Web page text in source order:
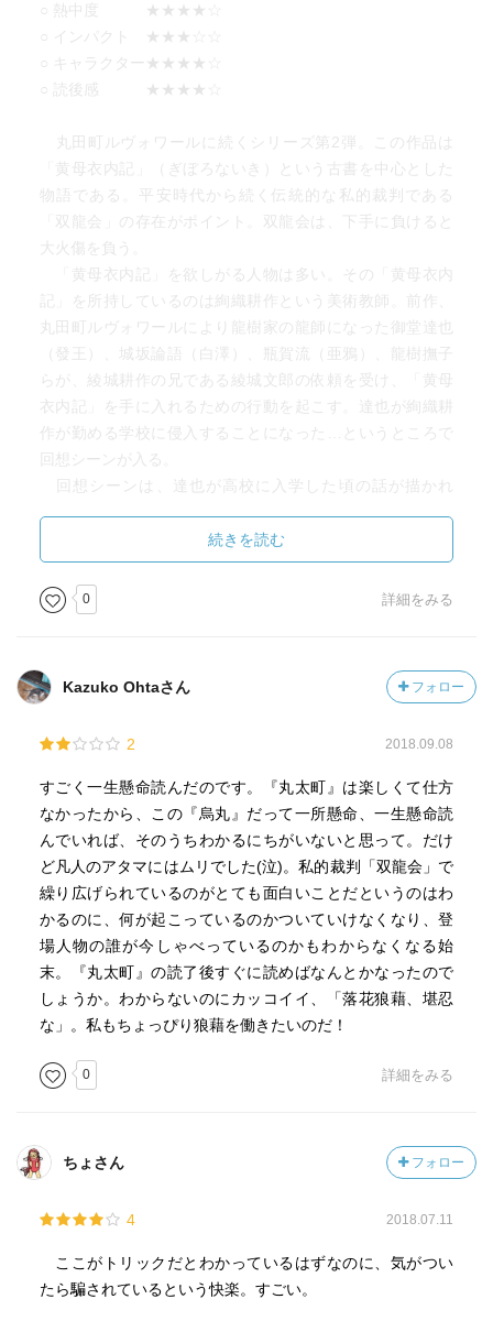
○ 熱中度 ★★★★☆
○ インパクト ★★★☆☆
○ キャラクター★★★★☆
○ 読後感 ★★★★☆
丸田町ルヴォワールに続くシリーズ第2弾。この作品は
「黄母衣内記」（ぎぼろないき）という古書を中心とした
物語である。平安時代から続く伝統的な私的裁判である
「双龍会」の存在がポイント。双龍会は、下手に負けると
大火傷を負う。
「黄母衣内記」を欲しがる人物は多い。その「黄母衣内
記」を所持しているのは絢織耕作という美術教師。前作、
丸田町ルヴォワールにより龍樹家の龍師になった御堂達也
（發王）、城坂論語（白澤）、瓶賀流（亜鴉）、龍樹撫子
らが、綾城耕作の兄である綾城文郎の依頼を受け、「黄母
衣内記」を手に入れるための行動を起こす。達也が絢織耕
作が勤める学校に侵入することになった…というところで
回想シーンが入る。
回想シーンは、達也が高校に入学した頃の話が描かれ
が見つかるという話。これを素直に読むと達也が絢織耕作
が勤める学校に潜入しているシーンと誤信してしまう。円
居挽得意の叙述トリック。前作、今出川ルヴォワールの1章
では、後半の叙述トリック（女性を男性と誤信させる叙述
ンの存在が、「時制を錯覚させる叙述トリック」の存在を
匂わせている。
山月」という龍師が誰かということ。真相は、ささめきの
山月は黄昏郷。青蓮院という双龍会を仕切っている団体の
トップで1000年生きているという噂の男だった。「ささめ
きの山月」は1000年生きるという黄昏郷のお忍びの姿だと
いうもの。これは意外性があった。意外性がウリの小説で
はないが、どこかに意外性を用意するということが円居挽
の作風なのだろう。
作品全体の筋としては、綾織文郎と文郎の弟の綾織武郎
が「黄母衣内記」を巡って対立し、綾織文郎は龍樹家の龍
師を雇って、綾織武郎が「ささめきの山月」を雇って双龍
会に挑む準備をする…と見せかける。しかし、実は綾織文
綾織操子が耕作を殺害したとして、双龍会を開くというも
のだった。この話の持って行き方にも意外性がある。総じ
り先が気になって読み進めることができる。
龍樹家のメンバーが双龍会に挑む準備をするのが物語前
のが出てくる。この鳥辺野有の存在がこの物語のポイント
の一つ。鳥辺野有が龍樹家の味方なのか、ささめきの山月
の手先なのか。その辺りがあいまいでどちらにも取れる。
続きを読む
0 詳細をみる
Kazuko Ohtaさん フォロー
2 2018.09.08
すごく一生懸命読んだのです。『丸太町』は楽しくて仕方
なかったから、この『烏丸』だって一所懸命、一生懸命読
んでいれば、そのうちわかるにちがいないと思って。だけ
ど凡人のアタマにはムリでした(泣)。私的裁判「双龍会」で
繰り広げられているのがとても面白いことだというのはわ
かるのに、何が起こっているのかついていけなくなり、登
場人物の誰が今しゃべっているのかもわからなくなる始
末。『丸太町』の読了後すぐに読めばなんとかなったので
しょうか。わからないのにカッコイイ、「落花狼藉、堪忍
な」。私もちょっぴり狼藉を働きたいのだ！
0 詳細をみる
ちょさん フォロー
4 2018.07.11
ここがトリックだとわかっているはずなのに、気がつい
たら騙されているという快楽。すごい。